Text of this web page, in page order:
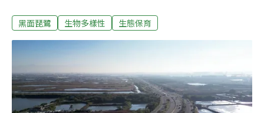
勢，也指出高雄發現大量個體傷亡，提醒環境管理與救傷
共有131隻黑面琵鷺死亡，近年也傳出肉毒桿菌中毒等新
死亡通報」項目，降低疫病擴散風險。飛往台灣渡冬的黑
面琵鷺大增550隻黑面琵鷺保育有成，國際自然保護聯盟
（IUCN）2025 年將其受脅等級，由「瀕危
黑面琵鷺 生物多樣性 生態保育